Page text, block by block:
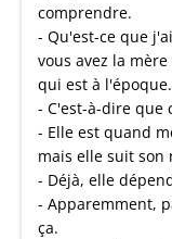
comprendre.
- Qu'est-ce que
vous avez la
qui est à
- C'est-à-dire que
- Elle est quand
mais elle suit son
- Déjà, elle
- Apparemment,
ça.